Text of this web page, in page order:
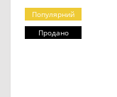
Популярний
Продано